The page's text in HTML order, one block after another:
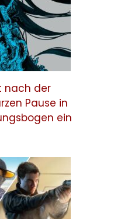
nach der
Pause in
ein